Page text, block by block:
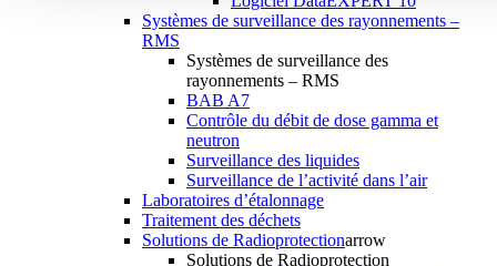
Systèmes de surveillance des rayonnements –
RMS
Systèmes de surveillance des
rayonnements – RMS
BAB A7
Contrôle du débit de dose gamma et
neutron
Surveillance des liquides
Surveillance de l’activité dans l’air
Laboratoires d’étalonnage
Traitement des déchets
Solutions de Radioprotectionarrow
Solutions de Radioprotection